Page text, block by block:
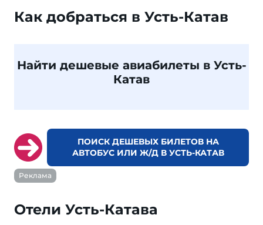
Как добраться в Усть-Катав
Найти дешевые авиабилеты в Усть-
Катав
ПОИСК ДЕШЕВЫХ БИЛЕТОВ НА
АВТОБУС ИЛИ Ж/Д В УСТЬ-КАТАВ
Реклама
Отели Усть-Катава